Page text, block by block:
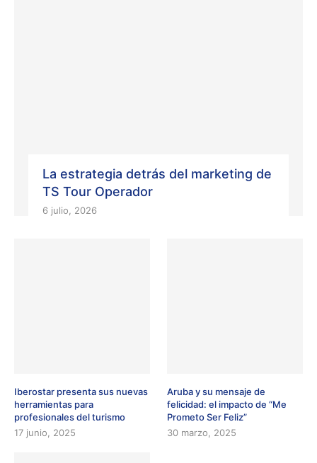
La estrategia detrás del marketing de
TS Tour Operador
6 julio, 2026
Iberostar presenta sus nuevas
herramientas para
profesionales del turismo
17 junio, 2025
Aruba y su mensaje de
felicidad: el impacto de “Me
Prometo Ser Feliz”
30 marzo, 2025